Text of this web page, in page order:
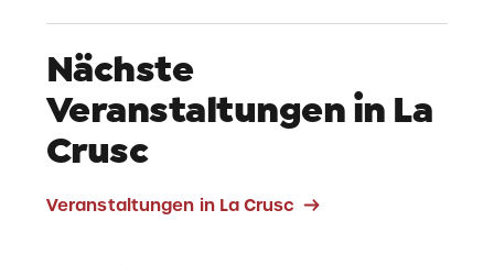
Nächste
Veranstaltungen in La
Crusc
Veranstaltungen in La Crusc